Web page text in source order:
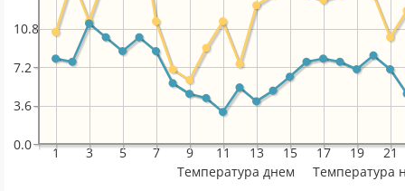
1 3 5 7 9 11 13 15 17 19 21
0.0
3.6
7.2
10.8
Температура днем Температура